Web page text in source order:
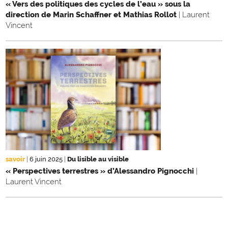
« Vers des politiques des cycles de l’eau » sous la
direction de Marin Schaffner et Mathias Rollot | Laurent
Vincent
savoir | 6 juin 2025 | Du lisible au visible
« Perspectives terrestres » d’Alessandro Pignocchi |
Laurent Vincent